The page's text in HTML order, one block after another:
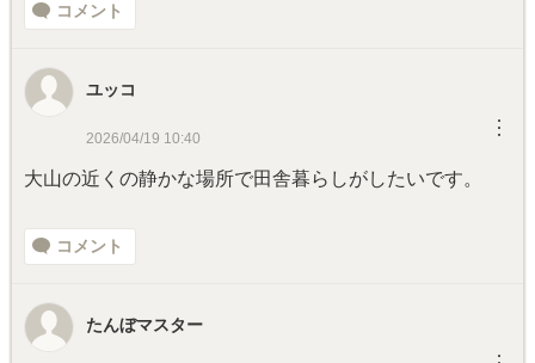
コメント
ユッコ
2026/04/19 10:40 ︙
大山の近くの静かな場所で田舎暮らしがしたいです。
コメント
たんぼマスター